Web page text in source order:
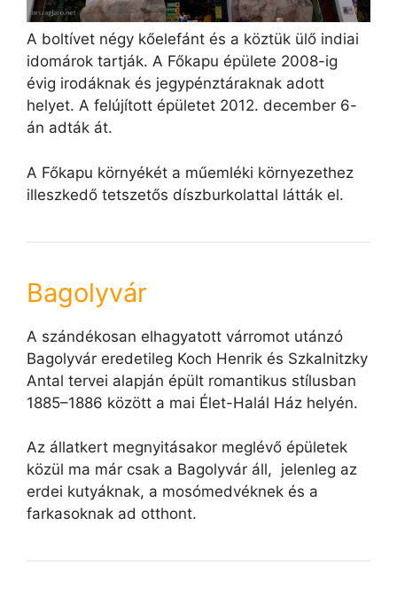
A boltívet négy kőelefánt és a köztük ülő indiai
idomárok tartják. A Főkapu épülete 2008-ig
évig irodáknak és jegypénztáraknak adott
helyet. A felújított épületet 2012. december 6-
án adták át.
A Főkapu környékét a műemléki környezethez
illeszkedő tetszetős díszburkolattal látták el.
Bagolyvár
A szándékosan elhagyatott várromot utánzó
Bagolyvár eredetileg Koch Henrik és Szkalnitzky
Antal tervei alapján épült romantikus stílusban
1885–1886 között a mai Élet-Halál Ház helyén.
Az állatkert megnyitásakor meglévő épületek
közül ma már csak a Bagolyvár áll, jelenleg az
erdei kutyáknak, a mosómedvéknek és a
farkasoknak ad otthont.